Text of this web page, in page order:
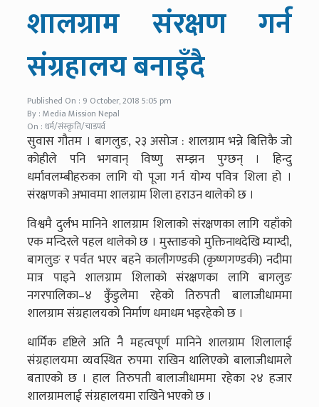
शालग्राम संरक्षण गर्न
संग्रहालय बनाइँदै
Published On : 9 October, 2018 5:05 pm
By : Media Mission Nepal
On : धर्म/संस्कृति/चाडपर्व
सुवास गौतम । बागलुङ, २३ असोज : शालग्राम भन्ने बित्तिकै जो
कोहीले पनि भगवान् विष्णु सम्झन पुग्छन् । हिन्दु
धर्मावलम्बीहरुका लागि यो पूजा गर्न योग्य पवित्र शिला हो ।
संरक्षणको अभावमा शालग्राम शिला हराउन थालेको छ ।
विश्वमै दुर्लभ मानिने शालग्राम शिलाको संरक्षणका लागि यहाँको
एक मन्दिरले पहल थालेको छ । मुस्ताङको मुक्तिनाथदेखि म्याग्दी,
बागलुङ र पर्वत भएर बहने कालीगण्डकी (कृष्णगण्डकी) नदीमा
मात्र पाइने शालग्राम शिलाको संरक्षणका लागि बागलुङ
नगरपालिका–४ कुँडुलेमा रहेको तिरुपती बालाजीधाममा
शालग्राम संग्रहालयको निर्माण धमाधम भइरहेको छ ।
धार्मिक दृष्टिले अति नै महत्वपूर्ण मानिने शालग्राम शिलालाई
संग्रहालयमा व्यवस्थित रुपमा राखिन थालिएको बालाजीधामले
बताएको छ । हाल तिरुपती बालाजीधाममा रहेका २४ हजार
शालग्रामलाई संग्रहालयमा राखिने भएको छ ।